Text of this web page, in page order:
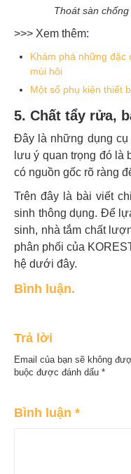
Thoát sàn
>>> Xem thêm:
Khám phá những đặc
mùi hôi
Một số phụ kiện thiết
5. Chất tẩy rửa,
Đây là những dụng cụ
lưu ý quan trọng đó là
có nguồn gốc rõ ràng
Trên đây là bài viết
sinh thông dụng. Để
sinh, nhà tắm chất
phân phối của
hệ dưới đây.
Bình luận.
Trả lời
Email của bạn sẽ không
buộc được đánh dấu *
Bình luận *